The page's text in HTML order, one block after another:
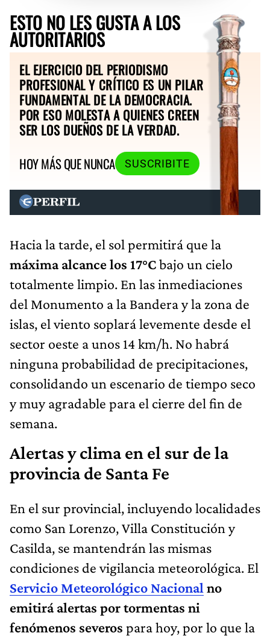
ESTO NO LES GUSTA A LOS
AUTORITARIOS
EL EJERCICIO DEL PERIODISMO
PROFESIONAL Y CRÍTICO ES UN PILAR
FUNDAMENTAL DE LA DEMOCRACIA.
POR ESO MOLESTA A QUIENES CREEN
SER LOS DUEÑOS DE LA VERDAD.
HOY MÁS QUE NUNCA
SUSCRIBITE
Hacia la tarde, el sol permitirá que la
máxima alcance los 17°Cbajo un cielo
totalmente limpio. En las inmediaciones
del Monumento a la Bandera y la zona de
islas, el viento soplará levemente desde el
sector oeste a unos 14 km/h. No habrá
ninguna probabilidad de precipitaciones,
consolidando un escenario de tiempo seco
y muy agradable para el cierre del fin de
semana.
Alertas y clima en el sur de la
provincia de Santa Fe
En el sur provincial, incluyendo localidades
como San Lorenzo, Villa Constitución y
Casilda, se mantendrán las mismas
condiciones de vigilancia meteorológica. El
Servicio Meteorológico Nacional no
emitirá alertas por tormentas ni
fenómenos severos para hoy, por lo que la